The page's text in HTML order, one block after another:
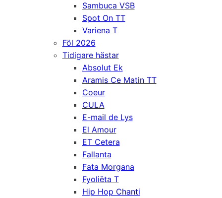
Sambuca VSB
Spot On TT
Variena T
Föl 2026
Tidigare hästar
Absolut Ek
Aramis Ce Matin TT
Coeur
CULA
E-mail de Lys
El Amour
ET Cetera
Fallanta
Fata Morgana
Fyoliëta T
Hip Hop Chanti